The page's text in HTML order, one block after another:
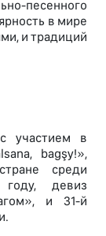
песенного
в мире
и традиций
участием в
bagşy!»,
среди
девиз
и 31-й